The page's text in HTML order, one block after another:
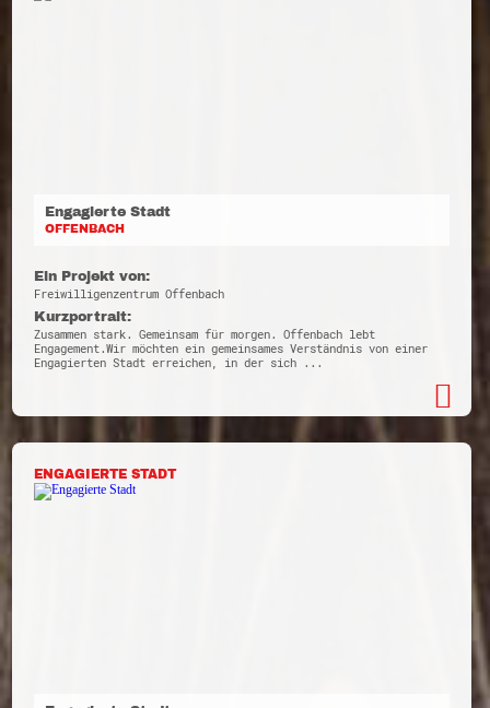
Engagierte Stadt
OFFENBACH
Ein Projekt von:
Freiwilligenzentrum Offenbach
Kurzportrait:
Zusammen stark. Gemeinsam für morgen. Offenbach lebt
Engagement.Wir möchten ein gemeinsames Verständnis von einer
Engagierten Stadt erreichen, in der sich ...
ENGAGIERTE STADT